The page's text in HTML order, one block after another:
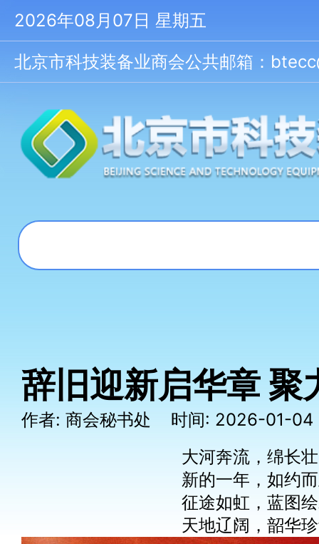
2026年08月07日 星期五
北京市科技装备业商会公共邮箱：
辞旧迎新启华章 聚
作者: 商会秘书处 时间: 2026-01-
大河奔流，绵长
新的一年，如约
征途如虹，蓝图
天地辽阔，韶华